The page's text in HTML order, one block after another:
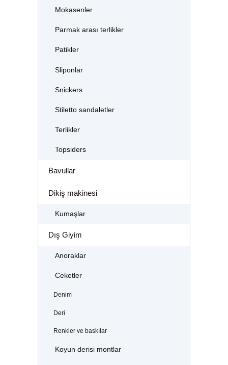
Mokasenler
Parmak arası terlikler
Patikler
Sliponlar
Snickers
Stiletto sandaletler
Terlikler
Topsiders
Bavullar
Dikiş makinesi
Kumaşlar
Dış Giyim
Anoraklar
Ceketler
Denim
Deri
Renkler ve baskılar
Koyun derisi montlar